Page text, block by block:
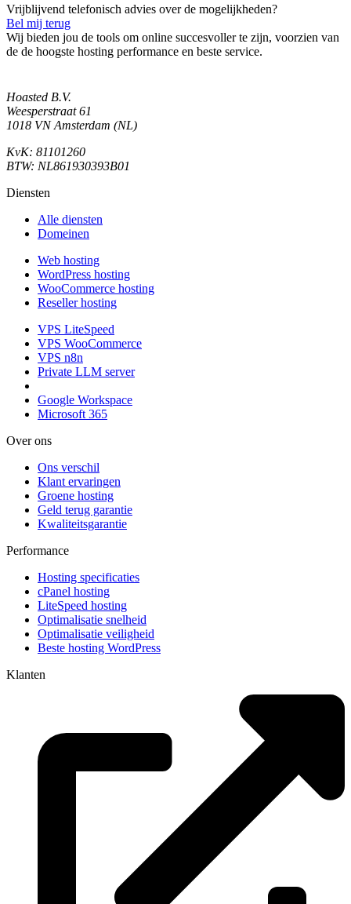
Vrijblijvend telefonisch advies over de mogelijkheden?
Bel mij terug
Wij bieden jou de tools om online succesvoller te zijn, voorzien van
de de hoogste hosting performance en beste service.
Hoasted B.V.
Weesperstraat 61
1018 VN Amsterdam (NL)
KvK: 81101260
BTW: NL861930393B01
Diensten
Alle diensten
Domeinen
Web hosting
WordPress hosting
WooCommerce hosting
Reseller hosting
VPS LiteSpeed
VPS WooCommerce
VPS n8n
Private LLM server
Google Workspace
Microsoft 365
Over ons
Ons verschil
Klant ervaringen
Groene hosting
Geld terug garantie
Kwaliteitsgarantie
Performance
Hosting specificaties
cPanel hosting
LiteSpeed hosting
Optimalisatie snelheid
Optimalisatie veiligheid
Beste hosting WordPress
Klanten